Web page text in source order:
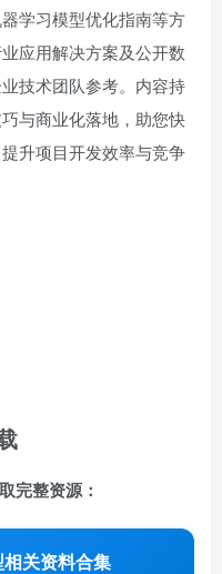
学习模型优化指南等方
应用解决方案及公开数
技术团队参考。内容持
与商业化落地，助您快
升项目开发效率与竞争
完整资源：
关资料合集